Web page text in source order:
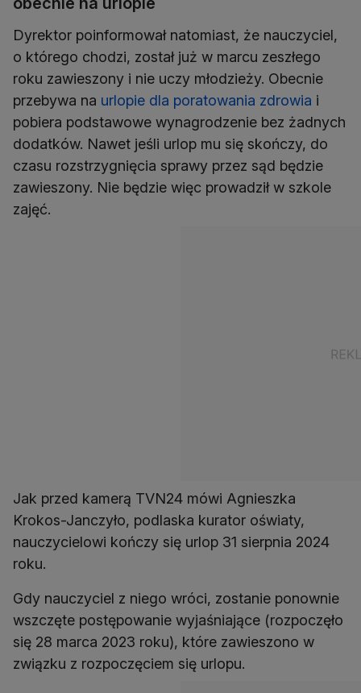
Dyrektor poinformował natomiast, że nauczyciel,
o którego chodzi, został już w marcu zeszłego
roku zawieszony i nie uczy młodzieży. Obecnie
przebywa na urlopie dla poratowania zdrowia i
pobiera podstawowe wynagrodzenie bez żadnych
dodatków. Nawet jeśli urlop mu się skończy, do
czasu rozstrzygnięcia sprawy przez sąd będzie
zawieszony. Nie będzie więc prowadził w szkole
zajęć.
Jak przed kamerą TVN24 mówi Agnieszka
Krokos-Janczyło, podlaska kurator oświaty,
nauczycielowi kończy się urlop 31 sierpnia 2024
roku.
Gdy nauczyciel z niego wróci, zostanie ponownie
wszczęte postępowanie wyjaśniające (rozpoczęło
się 28 marca 2023 roku), które zawieszono w
związku z rozpoczęciem się urlopu.